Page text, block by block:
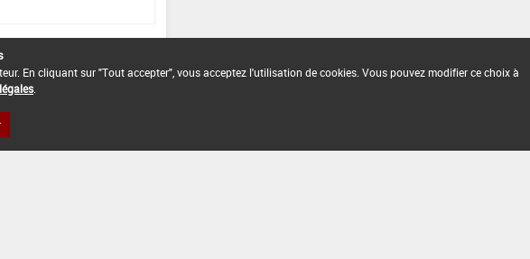
En cliquant sur "Tout accepter", vous acceptez l'utilisation de cookies. Vous pouvez modifier ce choix à